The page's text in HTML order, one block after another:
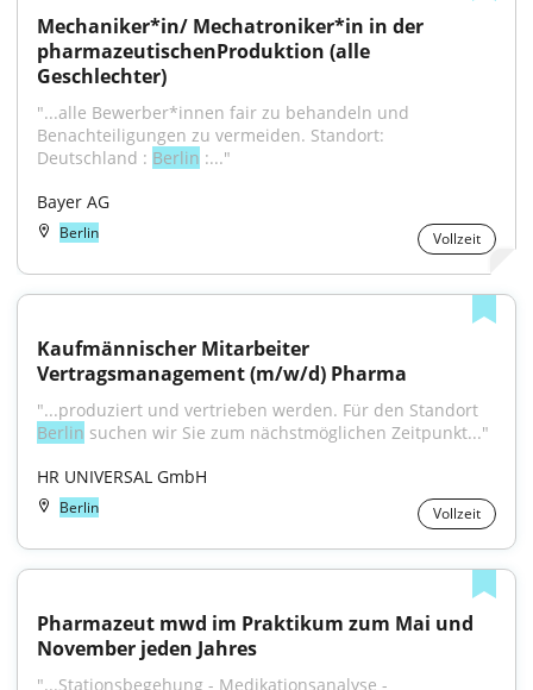
Mechaniker*in/ Mechatroniker*in in der
pharmazeutischenProduktion (alle
Geschlechter)
"...alle Bewerber*innen fair zu behandeln und
Benachteiligungen zu vermeiden. Standort: ​​ ​
Deutschland : Berlin :..."
Bayer AG
Berlin Vollzeit
Kaufmännischer Mitarbeiter
Vertragsmanagement (m/w/d) Pharma
Berlin suchen wir Sie zum nächstmöglichen Zeitpunkt..."
HR UNIVERSAL GmbH
Berlin Vollzeit
Pharmazeut mwd im Praktikum zum Mai und
November jeden Jahres
"...Stationsbegehung - Medikationsanalyse -